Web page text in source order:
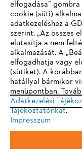
Szerviz
Adatvédelem
Jogi információk
IHR
Sie nutzen einen
eine optimale
einem der
Firefox
elfogadása”
cookie (süti)
adatkezeléshez a
szerint. „Az összes
elutasítja a nem
alkalmazását. A
elfogadhatja vagy
(sütiket). A
hatállyal bármikor
menüpontban.
Adatkezelési
Tájékoztatónkat.
Impresszum